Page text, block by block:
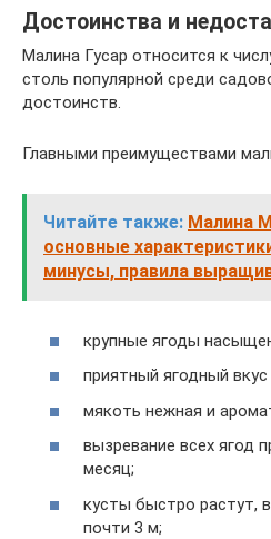
Достоинства и
Малина Гусар относится к
столь популярной среди
достоинств.
Главными преимуществами
Читайте также: Малина
основные
минусы, правила
крупные ягоды
приятный ягодный вкус
мякоть нежная и
вызревание всех ягод
месяц;
кусты быстро растут,
почти 3 м;